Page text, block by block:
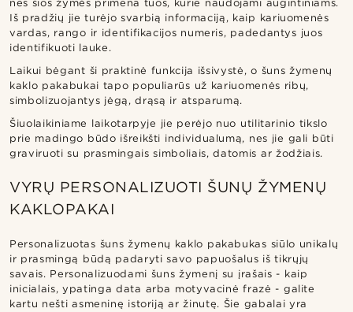
nes šios žymės primena tuos, kurie naudojami augintiniams.
Iš pradžių jie turėjo svarbią informaciją, kaip kariuomenės
vardas, rango ir identifikacijos numeris, padedantys juos
identifikuoti lauke.
Laikui bėgant ši praktinė funkcija išsivystė, o šuns žymenų
kaklo pakabukai tapo populiarūs už kariuomenės ribų,
simbolizuojantys jėgą, drąsą ir atsparumą.
Šiuolaikiniame laikotarpyje jie perėjo nuo utilitarinio tikslo
prie madingo būdo išreikšti individualumą, nes jie gali būti
graviruoti su prasmingais simboliais, datomis ar žodžiais.
VYRŲ PERSONALIZUOTI ŠUNŲ ŽYMENŲ
KAKLOPAKAI
Personalizuotas šuns žymenų kaklo pakabukas siūlo unikalų
ir prasmingą būdą padaryti savo papuošalus iš tikrųjų
savais. Personalizuodami šuns žymenį su įrašais - kaip
inicialais, ypatinga data arba motyvacinė frazė - galite
kartu nešti asmeninę istoriją ar žinutę. Šie gabalai yra